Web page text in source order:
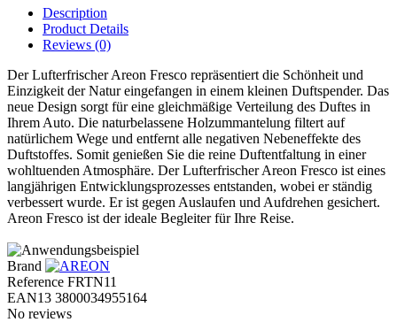
Description
Product Details
Reviews (0)
Der Lufterfrischer Areon Fresco repräsentiert die Schönheit und
Einzigkeit der Natur eingefangen in einem kleinen Duftspender. Das
neue Design sorgt für eine gleichmäßige Verteilung des Duftes in
Ihrem Auto. Die naturbelassene Holzummantelung filtert auf
natürlichem Wege und entfernt alle negativen Nebeneffekte des
Duftstoffes. Somit genießen Sie die reine Duftentfaltung in einer
wohltuenden Atmosphäre. Der Lufterfrischer Areon Fresco ist eines
langjährigen Entwicklungsprozesses entstanden, wobei er ständig
verbessert wurde. Er ist gegen Auslaufen und Aufdrehen gesichert.
Areon Fresco ist der ideale Begleiter für Ihre Reise.
Brand
Reference FRTN11
EAN13 3800034955164
No reviews